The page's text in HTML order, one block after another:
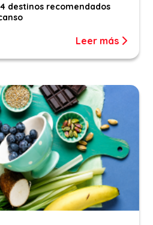
destinos recomendados
Leer más